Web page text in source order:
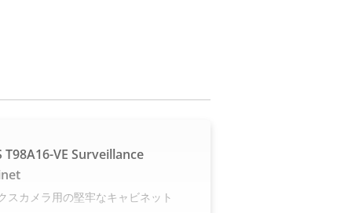
T98A16-VE Surveillance
スカメラ用の堅牢なキャビネット